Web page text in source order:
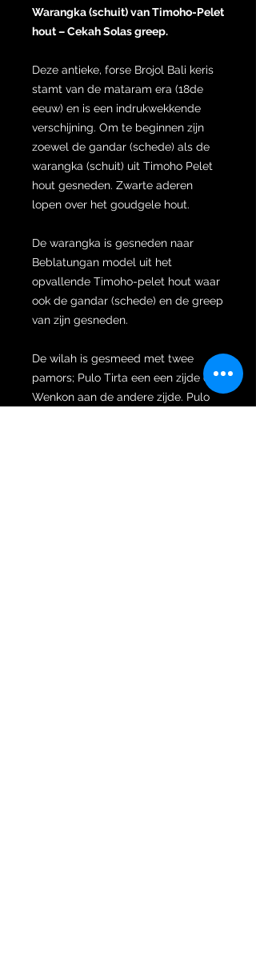
Warangka (schuit) van Timoho-Pelet
hout – Cekah Solas greep.
Deze antieke, forse Brojol Bali keris
stamt van de mataram era (18de
eeuw) en is een indrukwekkende
verschijning. Om te beginnen zijn
zoewel de gandar (schede) als de
warangka (schuit) uit Timoho Pelet
hout gesneden. Zwarte aderen
lopen over het goudgele hout.
De warangka is gesneden naar
Beblatungan model uit het
opvallende Timoho-pelet hout waar
ook de gandar (schede) en de greep
van zijn gesneden.
De wilah is gesmeed met twee
pamors; Pulo Tirta een een zijde en
Wenkon aan de andere zijde. Pulo